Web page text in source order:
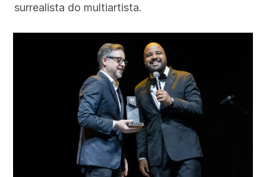
surrealista do multiartista.